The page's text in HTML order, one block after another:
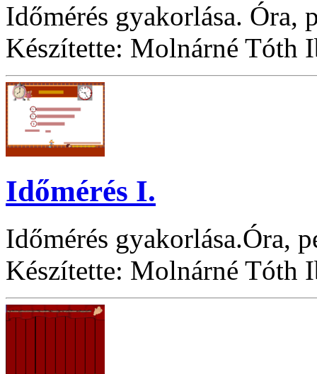
Időmérés gyakorlása. Óra,
Készítette: Molnárné Tóth
Időmérés I.
Időmérés gyakorlása.Óra,
Készítette: Molnárné Tóth